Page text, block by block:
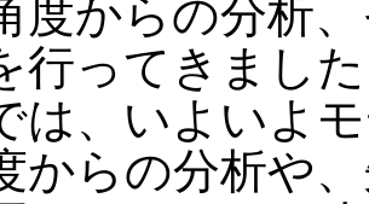
度からの分析
行ってきまし
は、いよいよ
からの分析や